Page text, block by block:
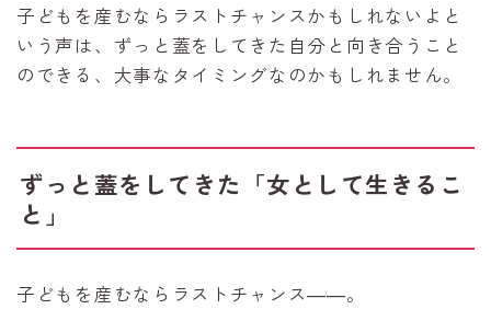
子どもを産むならラストチャンスかもしれないよと
いう声は、ずっと蓋をしてきた自分と向き合うこと
のできる、大事なタイミングなのかもしれません。
ずっと蓋をしてきた「女として生きるこ
と」
子どもを産むならラストチャンス――。